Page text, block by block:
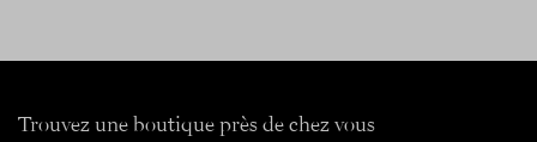
Trouvez une boutique près de chez vous